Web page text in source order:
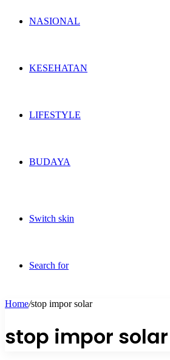
NASIONAL
KESEHATAN
LIFESTYLE
BUDAYA
Switch skin
Search for
Home/stop impor solar
stop impor solar